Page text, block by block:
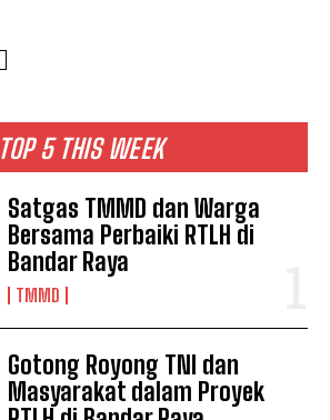
TOP 5 THIS WEEK
Satgas TMMD dan Warga
Bersama Perbaiki RTLH di
Bandar Raya
TMMD
Gotong Royong TNI dan
Masyarakat dalam Proyek